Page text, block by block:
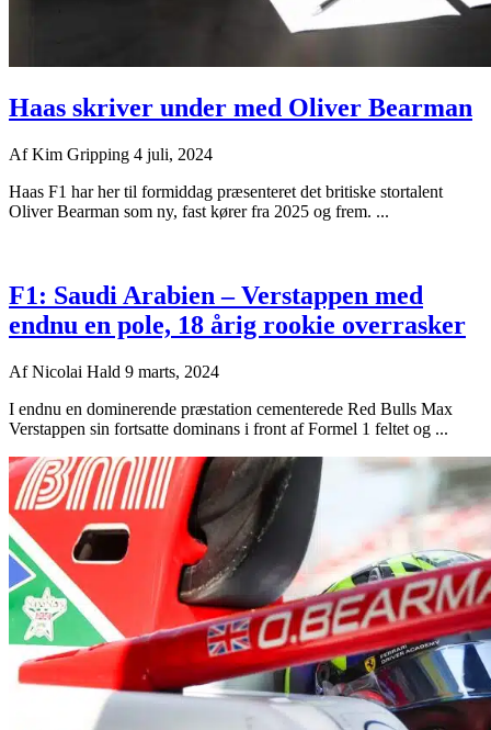
Haas skriver under med Oliver Bearman
AfKim Gripping 4 juli, 2024
Haas F1 har her til formiddag præsenteret det britiske stortalent
Oliver Bearman som ny, fast kører fra 2025 og frem. ...
F1: Saudi Arabien – Verstappen med
endnu en pole, 18 årig rookie overrasker
AfNicolai Hald 9 marts, 2024
I endnu en dominerende præstation cementerede Red Bulls Max
Verstappen sin fortsatte dominans i front af Formel 1 feltet og ...